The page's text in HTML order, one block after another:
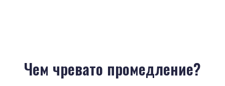
Чем чревато промедление?